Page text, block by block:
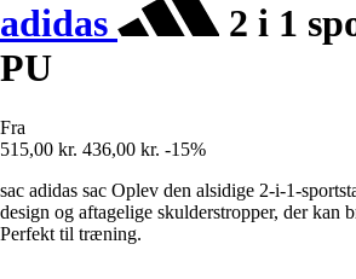
adidas
2 i 1
PU
Fra
515,00 kr. 436,00 kr. -15%
sac adidas sac Oplev den alsidige 2-i-1-
design og aftagelige skulderstropper, der kan
Perfekt til træning.